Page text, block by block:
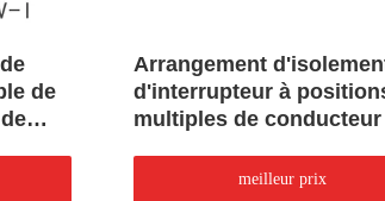
de
Arrangement
d'interrupteur à
multiples de conducteur
solution 36Wmeilleur prix